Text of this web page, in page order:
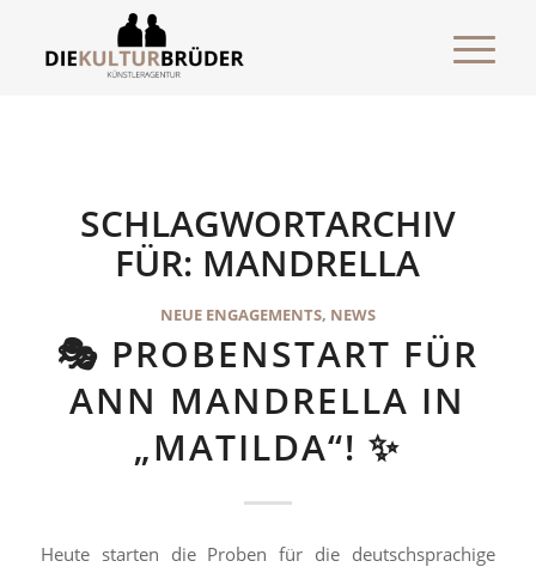
SCHLAGWORTARCHIV
FÜR: MANDRELLA
NEUE ENGAGEMENTS, NEWS
🎭 PROBENSTART FÜR
ANN MANDRELLA IN
„MATILDA“! ✨
Heute starten die Proben für die deutschsprachige